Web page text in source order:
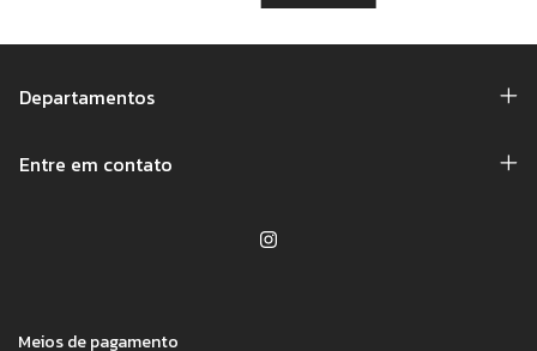
Departamentos
Entre em contato
Meios de pagamento